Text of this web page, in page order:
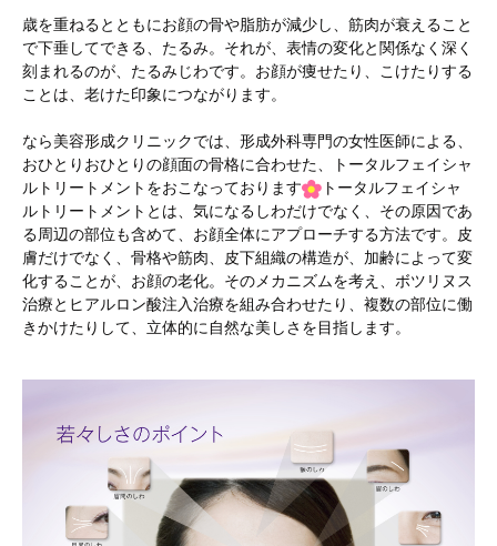
歳を重ねるとともにお顔の骨や脂肪が減少し、筋肉が衰えること
で下垂してできる、たるみ。それが、表情の変化と関係なく深く
刻まれるのが、たるみじわです。お顔が痩せたり、こけたりする
ことは、老けた印象につながります。
なら美容形成クリニックでは、形成外科専門の女性医師による、
おひとりおひとりの顔面の骨格に合わせた、トータルフェイシャ
ルトリートメントをおこなっております
トータルフェイシャ
ルトリートメントとは、気になるしわだけでなく、その原因であ
る周辺の部位も含めて、お顔全体にアプローチする方法です。皮
膚だけでなく、骨格や筋肉、皮下組織の構造が、加齢によって変
化することが、お顔の老化。そのメカニズムを考え、ボツリヌス
治療とヒアルロン酸注入治療を組み合わせたり、複数の部位に働
きかけたりして、立体的に自然な美しさを目指します。